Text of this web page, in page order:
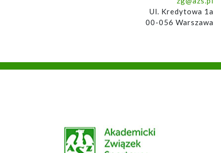
Ul. Kredytowa 1a
00-056 Warszawa